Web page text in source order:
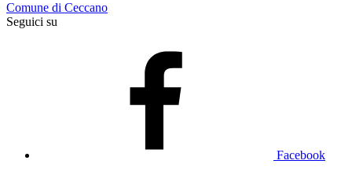
Comune di Ceccano
Seguici su
Facebook